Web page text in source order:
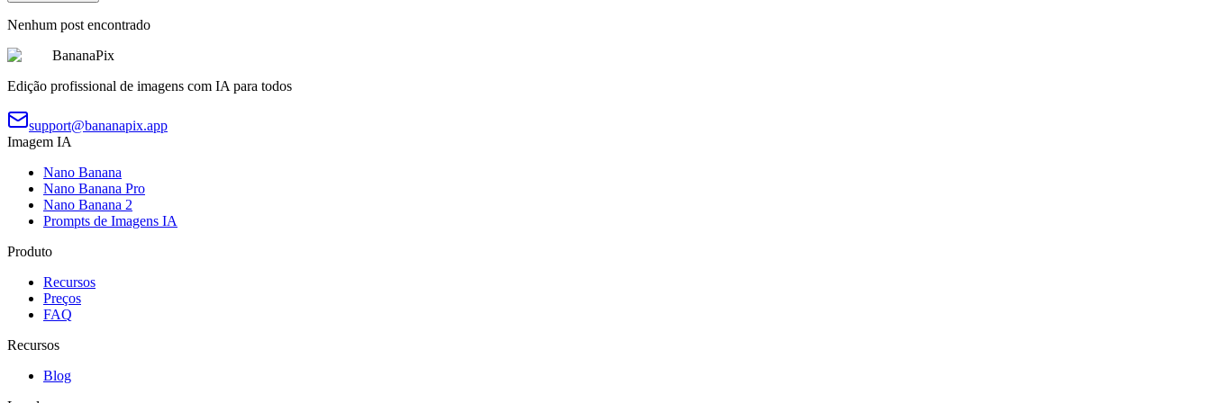
Nenhum post encontrado
BananaPix
Edição profissional de imagens com IA para todos
support@bananapix.app
Imagem IA
Nano Banana
Nano Banana Pro
Nano Banana 2
Prompts de Imagens IA
Produto
Recursos
Preços
FAQ
Recursos
Blog